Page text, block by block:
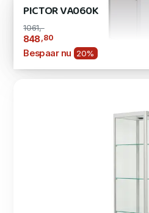
PICTOR VA060K
1061,-
848,80
Bespaar nu 20%